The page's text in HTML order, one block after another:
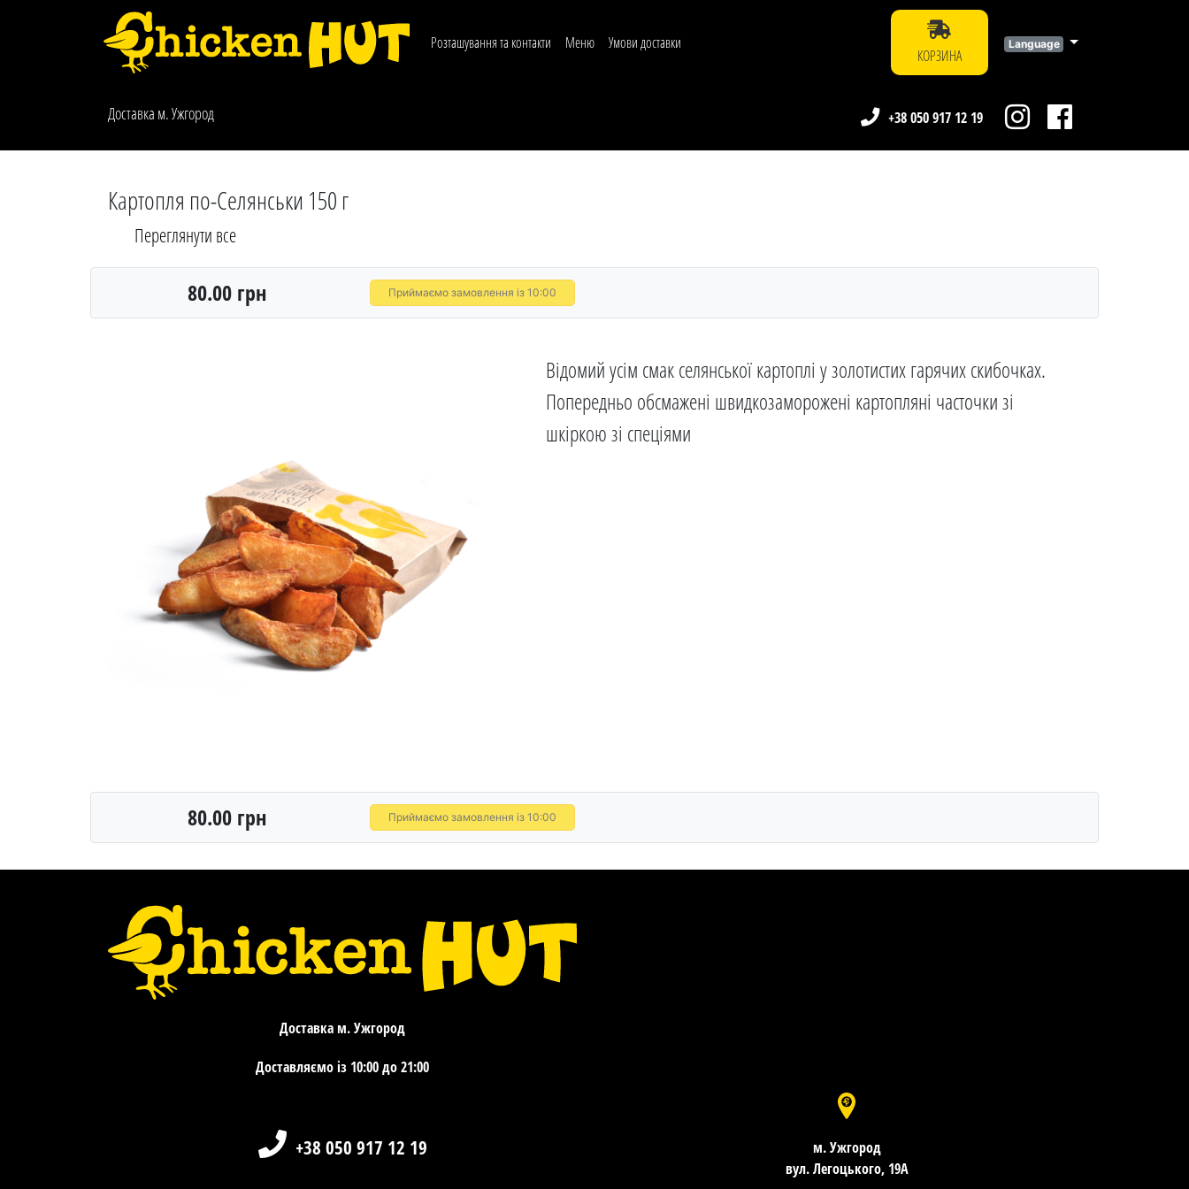
Розташування та контакти Меню Умови доставки
КОРЗИНА
Language
Доставка м. Ужгород +38 050 917 12 19
Картопля по-Селянськи 150 г
Переглянути все
80.00 грн Приймаємо замовлення із 10:00
Відомий усім смак селянської картоплі у золотистих гарячих скибочках.
Попередньо обсмажені швидкозаморожені картопляні часточки зі
шкіркою зі спеціями
80.00 грн Приймаємо замовлення із 10:00
Доставка м. Ужгород
Доставляємо із 10:00 до 21:00
+38 050 917 12 19
м. Ужгород
​​​​​​​вул. Легоцького, 19А